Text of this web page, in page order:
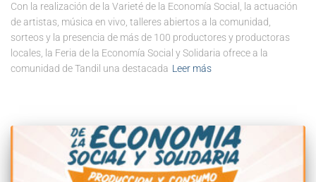
Con la realización de la Varieté de la Economía Social, la actuación
de artistas, música en vivo, talleres abiertos a la comunidad,
sorteos y la presencia de más de 100 productores y productoras
locales, la Feria de la Economía Social y Solidaria ofrece a la
comunidad de Tandil una destacada Leer más